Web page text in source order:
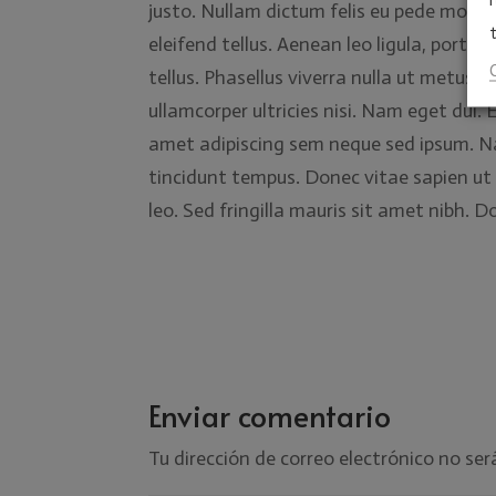
justo. Nullam dictum felis eu pede
eleifend tellus. Aenean leo ligula,
tellus. Phasellus viverra nulla ut metus
ullamcorper ultricies nisi. Nam eget dui.
amet adipiscing sem neque sed ipsum.
tincidunt tempus. Donec vitae sapien
leo. Sed fringilla mauris sit amet nibh.
Enviar comentario
Tu dirección de correo electrónico no